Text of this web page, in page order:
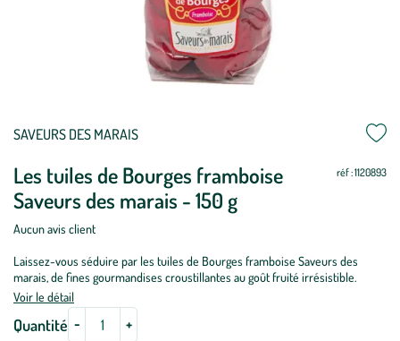
SAVEURS DES MARAIS
Les tuiles de Bourges framboise
Saveurs des marais - 150 g
réf : 1120893
Aucun avis client
Laissez-vous séduire par les tuiles de Bourges framboise Saveurs des
marais, de fines gourmandises croustillantes au goût fruité irrésistible.
Voir le détail
Quantité
Mettre
jour
-
Mettre
+